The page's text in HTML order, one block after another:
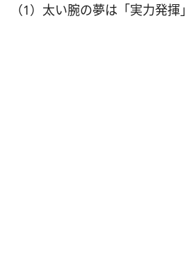
（1）太い腕の夢は「実力発揮」